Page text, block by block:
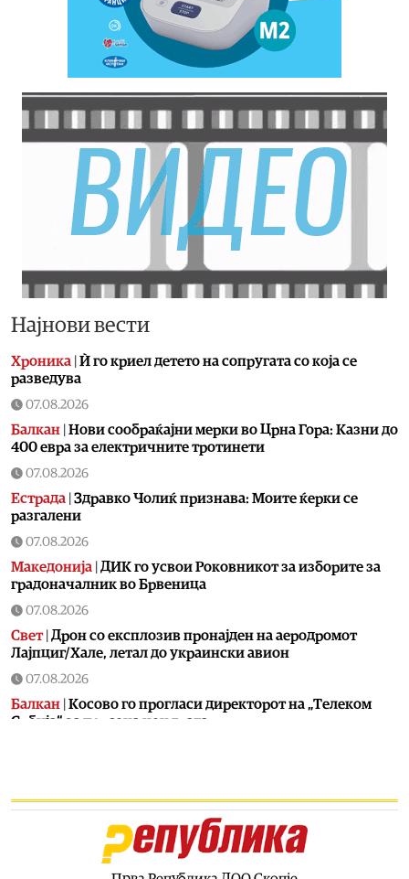
Најнови вести
Хроника Ѝ го криел детето на сопругата со која се
разведува
07.08.2026
Балкан Нови сообраќајни мерки во Црна Гора: Казни до
400 евра за електричните тротинети
07.08.2026
Естрада Здравко Чолиќ признава: Моите ќерки се
разгалени
07.08.2026
Македонија ДИК го усвои Роковникот за изборите за
градоначалник во Брвеница
07.08.2026
Свет| Дрон со експлозив пронајден на аеродромот
Лајпциг/Хале, летал до украински авион
07.08.2026
Балкан Косово го прогласи директорот на „Телеком
Србија“ за персона нон грата
различните етнички заедници
Се скараа поради мигрантите: Шпанија ѝ се